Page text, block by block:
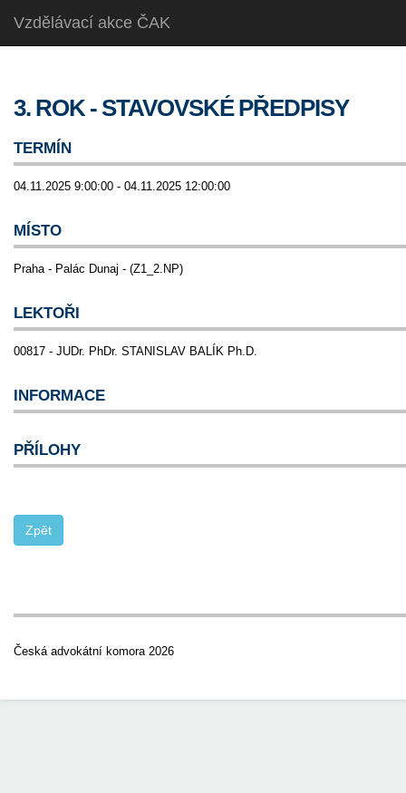
Vzdělávací akce ČAK
3. ROK - STAVOVSKÉ PŘEDPISY
TERMÍN
04.11.2025 9:00:00 - 04.11.2025 12:00:00
MÍSTO
Praha - Palác Dunaj - (Z1_2.NP)
LEKTOŘI
00817 - JUDr. PhDr. STANISLAV BALÍK Ph.D.
INFORMACE
PŘÍLOHY
Česká advokátní komora 2026